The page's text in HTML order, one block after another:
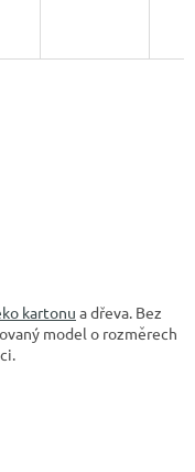
kartonu a dřeva. Bez
model o rozměrech